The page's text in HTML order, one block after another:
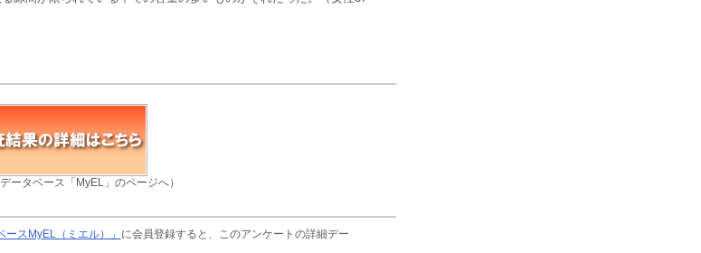
ータベース「MyEL」のページへ）
ースMyEL（ミエル）」 に会員登録すると、このアンケートの詳細デー